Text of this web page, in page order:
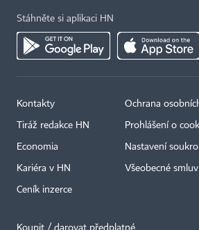
Stáhněte si aplikaci HN
Kontakty
Tiráž redakce HN
Economia
Kariéra v HN
Ceník inzerce
Ochrana
Prohlášení o
Nastavení
Všeobecné
Koupit / darovat předplatné